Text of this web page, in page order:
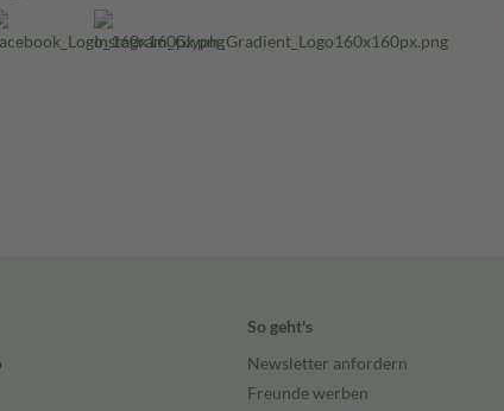
So geht's
Newsletter anfordern
Freunde werben